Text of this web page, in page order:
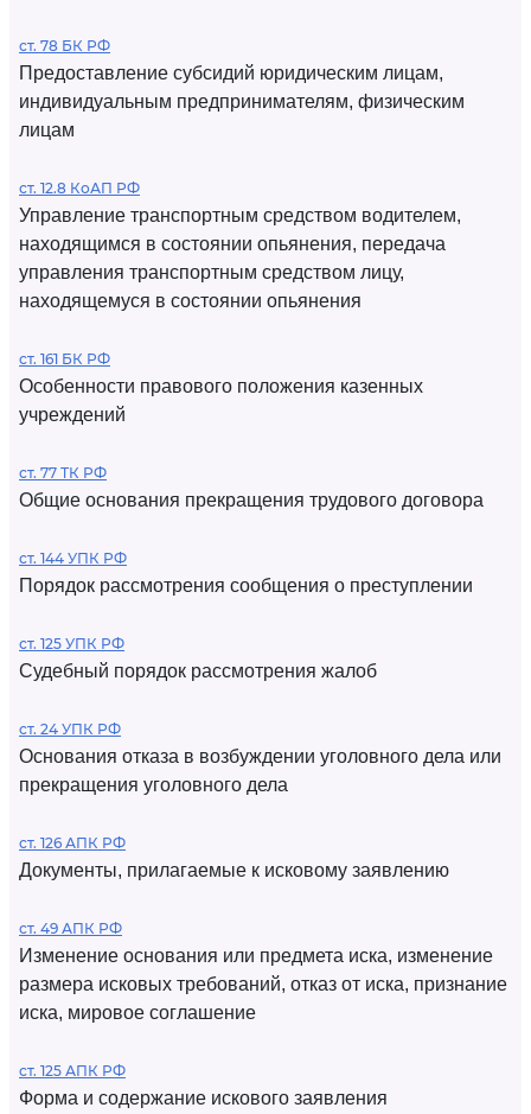
ст. 78 БК РФ
Предоставление субсидий юридическим лицам,
индивидуальным предпринимателям, физическим
лицам
ст. 12.8 КоАП РФ
Управление транспортным средством водителем,
находящимся в состоянии опьянения, передача
управления транспортным средством лицу,
находящемуся в состоянии опьянения
ст. 161 БК РФ
Особенности правового положения казенных
учреждений
ст. 77 ТК РФ
Общие основания прекращения трудового договора
ст. 144 УПК РФ
Порядок рассмотрения сообщения о преступлении
ст. 125 УПК РФ
Судебный порядок рассмотрения жалоб
ст. 24 УПК РФ
Основания отказа в возбуждении уголовного дела или
прекращения уголовного дела
ст. 126 АПК РФ
Документы, прилагаемые к исковому заявлению
ст. 49 АПК РФ
Изменение основания или предмета иска, изменение
размера исковых требований, отказ от иска, признание
иска, мировое соглашение
ст. 125 АПК РФ
Форма и содержание искового заявления